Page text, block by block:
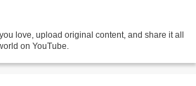
love, upload original content, and share it all
on YouTube.